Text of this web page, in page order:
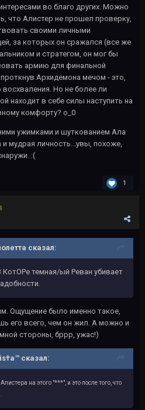
во благо других. Можно
что Алистер не прошел проверку,
своими личными
за которых он сражался (все же
и стратегом, он мог бы
армию для финальной
Архидемона мечом - это,
Но не более ли
находит в себе силы наступить на
комфорту? о_0
ужимками и шуткованием Ала
мудрая личность...увы, похоже,
:(
1
сказал:
КотОРе темная/ый Реван убивает
Ощущение было именно такое,
его всего, чем он жил. А можно и
стороны, бррр, ужас!)
сказал:
на этого "***", и это после того, что